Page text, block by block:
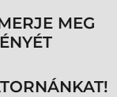
MEG